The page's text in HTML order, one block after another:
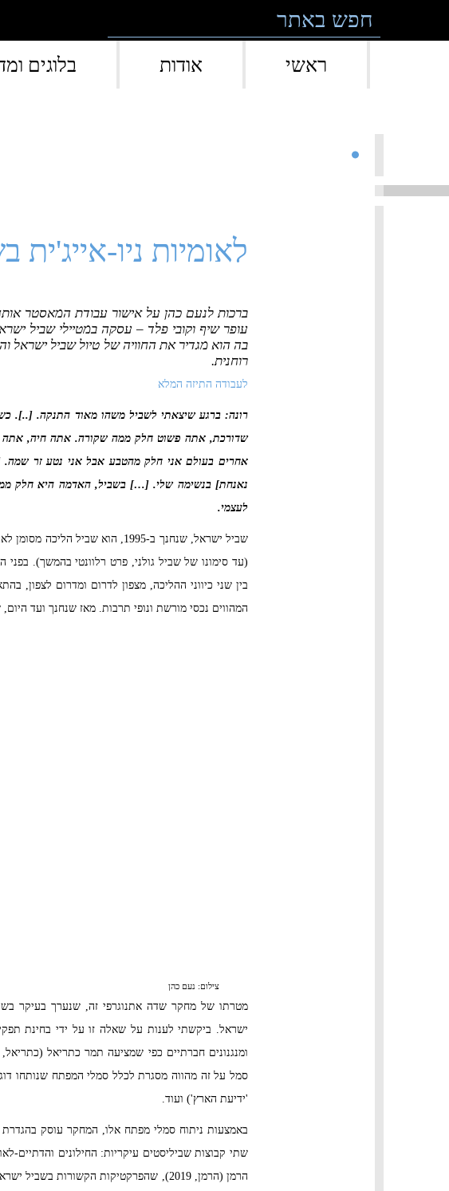
ראשי אודות בלוגים
לאומיות ניו-
ברכות לנעם כהן על אישור עבודת המאסטר אותה
עופר שיף וקובי פלד – עסקה במטיילי שביל
בה הוא מגדיר את החוויה של טיול שביל ישראל
רוחנית.
לעבודה התיזה המלא
רונה: ברגע שיצאתי לשביל משהו מאוד התנקה.
שדורכת, אתה פשוט חלק ממה שקורה. אתה חיה,
אחרים בעולם אני חלק מהטבע אבל אני נטע זר
נאנחת] בנשימה שלי. […] בשביל, האדמה היא חלק
לעצמי.
(עד סימונו של שביל גולני, פרט רלוונטי בהמשך).
בין שני כיווני ההליכה, מצפון לדרום ומדרום לצפון,
המהווים נכסי מורשת ונופי תרבות. מאז שנחנך ועד
צילום: נעם כהן
ישראל. ביקשתי לענות על שאלה זו על ידי בחינת
סמל על זה מהווה מסגרת לכלל סמלי המפתח שנותחו
'ידיעת הארץ') ועוד.
באמצעות ניתוח סמלי מפתח אלו, המחקר עוסק בהגדרת
שתי קבוצות שביליסטים עיקריות: החילונים והדתיים-
הרמן (הרמן, 2019), שהפרקטיקות הקשורות